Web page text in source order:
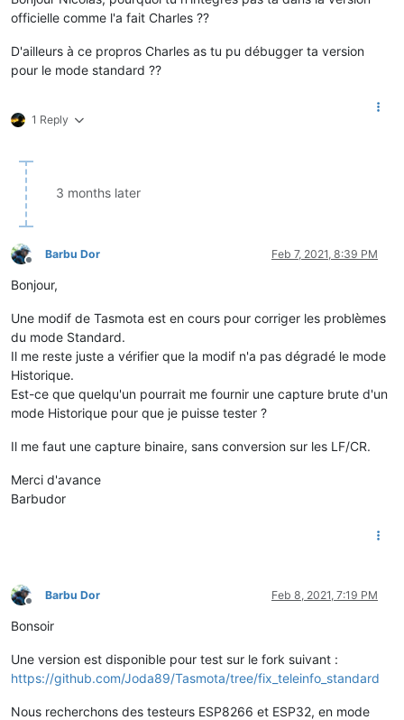
officielle comme l'a fait Charles ??
D'ailleurs à ce propros Charles as tu pu débugger ta version
pour le mode standard ??
1 Reply
3 months later
Offline
Barbu Dor Feb 7, 2021, 8:39 PM
Bonjour,
Une modif de Tasmota est en cours pour corriger les problèmes
du mode Standard.
Il me reste juste a vérifier que la modif n'a pas dégradé le mode
Historique.
Est-ce que quelqu'un pourrait me fournir une capture brute d'un
mode Historique pour que je puisse tester ?
Il me faut une capture binaire, sans conversion sur les LF/CR.
Merci d'avance
Barbudor
Offline
Barbu Dor Feb 8, 2021, 7:19 PM
Bonsoir
Une version est disponible pour test sur le fork suivant :
https://github.com/Joda89/Tasmota/tree/fix_teleinfo_standard
Nous recherchons des testeurs ESP8266 et ESP32, en mode